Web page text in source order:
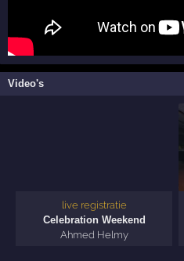
Video's
live registratie
Celebration Weekend
Ahmed Helmy